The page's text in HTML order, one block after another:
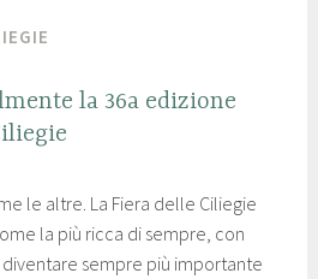
la 36a edizione
le altre. La Fiera delle Ciliegie
la più ricca di sempre, con
sempre più importante